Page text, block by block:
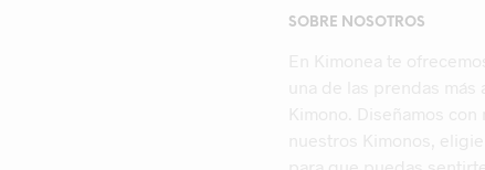
SOBRE NOSOTROS